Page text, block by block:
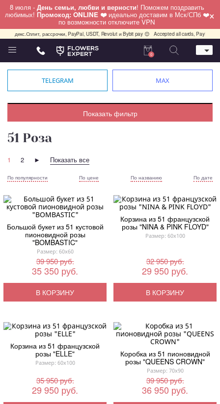
8 июля - День семьи, любви и верности! Поможем поздравить
любимых! Промокод: ONLINE ❤️ идеально доставим в Мск/СПб ❤️
по возможности отключите VPN ×
рассрочки, PayPal, USDT, Revolut и Bybit pay 😊 Accepted all cards, PayPal,
Телефон
+7 (495) 982-55-05
Москва, Бауманская 20 стр 7
работаем круглосуточно
0
TELEGRAM MAX
Показать фильтр
51 Роза
1 2 ► Показать все
По популярности По цене По названию По дате
Большой букет из 51 кустовой
пионовидной розы
"BOMBASTIC"
Размер: 60x60
39 950 руб.
35 350 руб.
В КОРЗИНУ
Корзина из 51 французской
розы "NINA & PINK FLOYD"
Размер: 60x100
32 950 руб.
29 950 руб.
В КОРЗИНУ
Корзина из 51 французской
розы "ELLE"
Размер: 60x100
35 950 руб.
29 950 руб.
Коробка из 51 пионовидной
розы "QUEENS CROWN"
Размер: 70x90
39 950 руб.
36 950 руб.